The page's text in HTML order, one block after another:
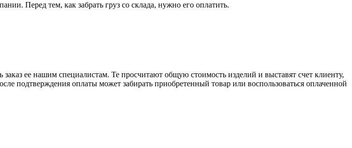
Перед тем, как забрать груз со склада, нужно его оплатить.
ее нашим специалистам. Те просчитают общую стоимость изделий и выставят счет клиенту,
подтверждения оплаты может забирать приобретенный товар или воспользоваться оплаченной